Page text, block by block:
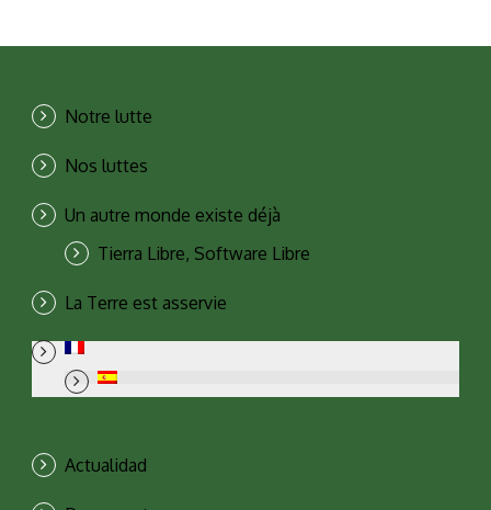
Notre lutte
Nos luttes
Un autre monde existe déjà
Tierra Libre, Software Libre
La Terre est asservie
Actualidad